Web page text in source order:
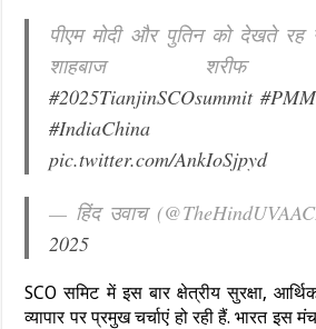
पीएम मोदी और पुतिन को देखते रह
शाहबाज
#2025TianjinSCOsummit
#IndiaChina
pic.twitter.com/AnkIoSjpyd
— हिंद उवाच
2025
SCO समिट में इस बार क्षेत्रीय सुरक्षा,
व्यापार पर प्रमुख चर्चाएं हो रही हैं. भारत इस